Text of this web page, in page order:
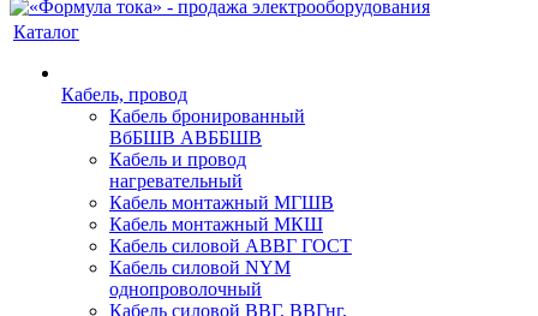
Каталог
Кабель, провод
Кабель бронированный
ВбБШВ АВББШВ
Кабель и провод
нагревательный
Кабель монтажный МГШВ
Кабель монтажный МКШ
Кабель силовой АВВГ ГОСТ
Кабель силовой NYM
однопроволочный
Кабель силовой ВВГ, ВВГнг,